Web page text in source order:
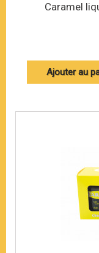
Caramel
Ajouter au